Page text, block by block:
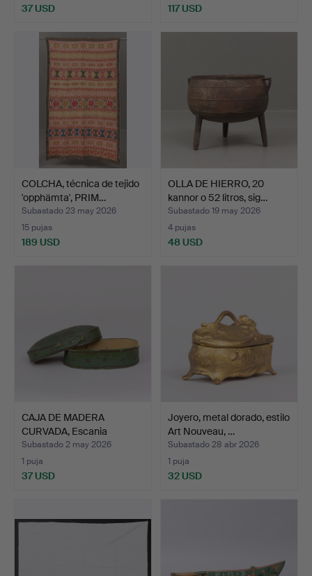
37 USD 117 USD
COLCHA, técnica de tejido
'opphämta', PRIM…
Subastado 23 may 2026
15 pujas
189 USD
OLLA DE HIERRO, 20
kannor o 52 litros, sig…
Subastado 19 may 2026
4 pujas
48 USD
CAJA DE MADERA
CURVADA, Escania
fechada en…
Subastado 2 may 2026
1 puja
37 USD
Joyero, metal dorado, estilo
Art Nouveau, …
Subastado 28 abr 2026
1 puja
32 USD